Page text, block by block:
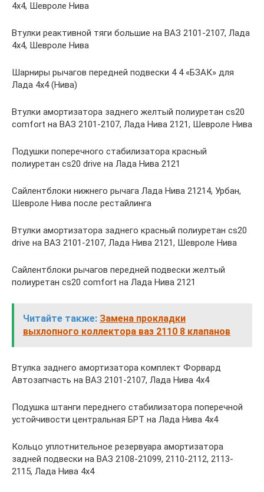
4х4, Шевроле Нива
Втулки реактивной тяги большие на ВАЗ 2101-2107, Лада
4х4, Шевроле Нива
Шарниры рычагов передней подвески 4 4 «БЗАК» для
Лада 4х4 (Нива)
Втулки амортизатора заднего желтый полиуретан cs20
comfort на ВАЗ 2101-2107, Лада Нива 2121, Шевроле Нива
Подушки поперечного стабилизатора красный
полиуретан cs20 drive на Лада Нива 2121
Сайлентблоки нижнего рычага Лада Нива 21214, Урбан,
Шевроле Нива после рестайлинга
Втулки амортизатора заднего красный полиуретан cs20
drive на ВАЗ 2101-2107, Лада Нива 2121, Шевроле Нива
Сайлентблоки рычагов передней подвески желтый
полиуретан cs20 comfort на Лада Нива 2121
Читайте также: Замена прокладки
выхлопного коллектора ваз 2110 8 клапанов
Втулка заднего амортизатора комплект Форвард
Автозапчасть на ВАЗ 2101-2107, Лада Нива 4х4
Подушка штанги переднего стабилизатора поперечной
устойчивости центральная БРТ на Лада Нива 4х4
Кольцо уплотнительное резервуара амортизатора
задней подвески на ВАЗ 2108-21099, 2110-2112, 2113-
2115, Лада Нива 4х4